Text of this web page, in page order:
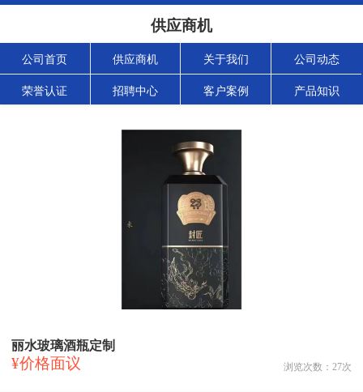
供应商机
公司首页 供应商机 关于我们 公司动态
荣誉认证 招聘中心 客户案例 产品知识
丽水玻璃酒瓶定制
¥价格面议 浏览次数： 27次